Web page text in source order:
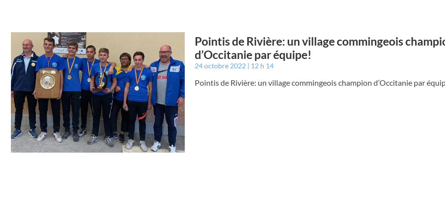
Pointis de Rivière: un village commingeois
d’Occitanie par équipe!
24 octobre 2022 12 h 14
Pointis de Rivière: un village commingeois champion d’Occitanie par